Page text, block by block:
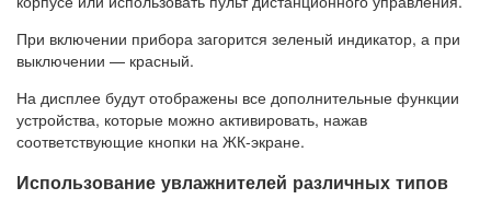
При включении прибора загорится зеленый индикатор, а при
выключении — красный.
На дисплее будут отображены все дополнительные функции
устройства, которые можно активировать, нажав
соответствующие кнопки на ЖК-экране.
Использование увлажнителей различных типов